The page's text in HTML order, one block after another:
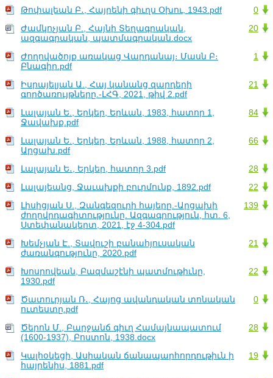
0
Թոփալեան Բ․, Հայրենի գիւղս Օխու, 1943.pdf
20
Ժամկոչյան Բ., Հայնի Տեղագրական,
ազգագրական, պատմագրական.docx
1
Ժողովածոյք առակաց Վարդանայ։ Մասն Բ։
Բնագիր.pdf
21
Իսրայելյան Ա., Հայ կանանց զարդերի
գործառույթները.-ԼՀԳ, 2021, թիվ 2.pdf
84
Լալայան Ե., Երկեր, Երևան, 1983, հատոր 1,
Ջավախք.pdf
66
Լալայան Ե., Երկեր, Երևան, 1988, հատոր 2,
Արցախ.pdf
28
Լալայան Ե․, Երկեր, հատոր 3.pdf
22
Լալայեանց, Ջաւախքի բուրմունք, 1892.pdf
139
Լիսիցյան Ս., Զանգեզուրի հայերը.-Արցախի
ժողովրդագիտությունը. Ազգագրություն, հտ. 6,
Ստեփանակերտ, 2021, էջ 4-304.pdf
21
Խեմչյան Է., Տավուշի բանահյուսական
ժառանգությունը, 2020.pdf
22
Խոսրովեան, Բազմաշէնի պատմութիւնը,
1930.pdf
0
Ծատուրյան Ռ․, Հայոց ավանդական տոնական
ուտեստը.pdf
28
Ծերոն Մ., Բարջանճ գիւղ Համայնապատում
(1600-1937), Բոստոն, 1938.docx
19
Կալհօկեցի, Ասիական ճանապարհորդութիւն ի
հայրենիս, 1881.pdf